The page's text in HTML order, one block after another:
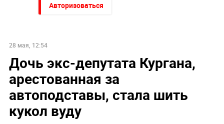
Авторизоваться
28 мая, 12:54
Дочь экс-депутата Кургана,
арестованная за
автоподставы, стала шить
кукол вуду